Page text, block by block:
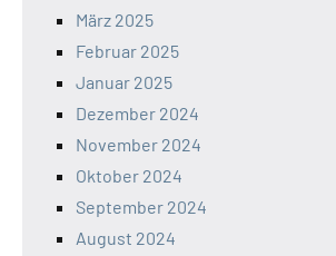
März 2025
Februar 2025
Januar 2025
Dezember 2024
November 2024
Oktober 2024
September 2024
August 2024